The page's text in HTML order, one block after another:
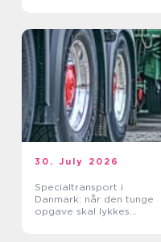
30. July 2026
Specialtransport i
Danmark: når den tunge
opgave skal lykkes